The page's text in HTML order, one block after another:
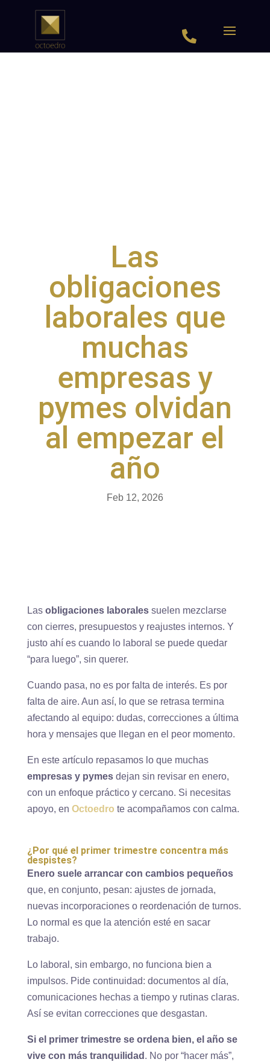

Las
obligaciones
laborales que
muchas
empresas y
pymes olvidan
al empezar el
año
Feb 12, 2026
Las obligaciones laboralessuelen mezclarse
con cierres, presupuestos y reajustes internos. Y
justo ahí es cuando lo laboral se puede quedar
“para luego”, sin querer.
Cuando pasa, no es por falta de interés. Es por
falta de aire. Aun así, lo que se retrasa termina
afectando al equipo: dudas, correcciones a última
hora y mensajes que llegan en el peor momento.
En este artículo repasamos lo que muchas
empresas y pymesdejan sin revisar en enero,
con un enfoque práctico y cercano. Si necesitas
apoyo, en Octoedro te acompañamos con calma.
¿Por qué el primer trimestre concentra más
despistes?
Enero suele arrancar con cambios pequeños
que, en conjunto, pesan: ajustes de jornada,
nuevas incorporaciones o reordenación de turnos.
Lo normal es que la atención esté en sacar
trabajo.
Lo laboral, sin embargo, no funciona bien a
impulsos. Pide continuidad: documentos al día,
comunicaciones hechas a tiempo y rutinas claras.
Así se evitan correcciones que desgastan.
Si el primer trimestre se ordena bien, el año se
vive con más tranquilidad . No por “hacer más”,